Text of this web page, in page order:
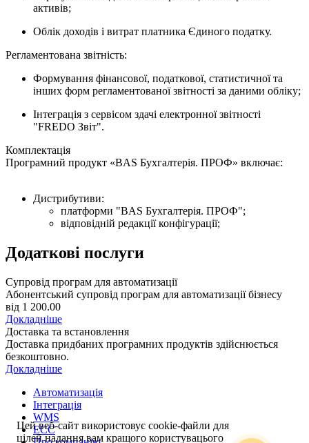
активів;
Облік доходів і витрат платника Єдиного податку.
Регламентована звітність:
Формування фінансової, податкової, статистичної та
інших форм регламентованої звітності за даними обліку;
Інтеграція з сервісом здачі електронної звітності
"FREDO Звіт".
Комплектація
Програмний продукт «BAS Бухгалтерія. ПРОФ» включає:
Дистрибутиви:
платформи "BAS Бухгалтерія. ПРОФ";
відповідній редакції конфігурації;
Додаткові послуги
Супровід програм для автоматизації
Абонентський супровід програм для автоматизації бізнесу
від 1 200.00
Докладніше
Доставка та встановлення
Доставка придбаних програмних продуктів здійснюється
безкоштовно.
Докладніше
Автоматизація
Інтеграція
WMS
ECC
Цей веб-сайт використовує cookie-файли для
цілей надання вам кращого користувацього